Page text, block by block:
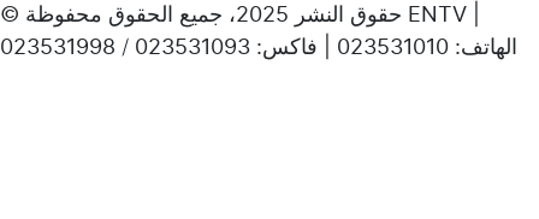
© حقوق النشر 2025، جميع الحقوق محفوظة ENTV |
الهاتف: 023531010 | فاكس: 023531093 / 023531998